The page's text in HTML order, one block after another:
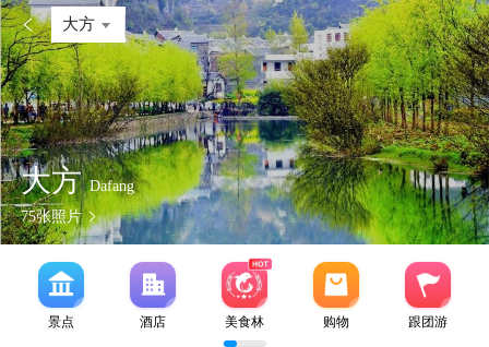
 大方
大方Dafang
75张照片
景点 酒店 美食林 购物 跟团游